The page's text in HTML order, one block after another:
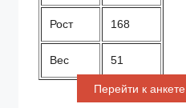
Рост 168
Вес 51
Перейти к анкете